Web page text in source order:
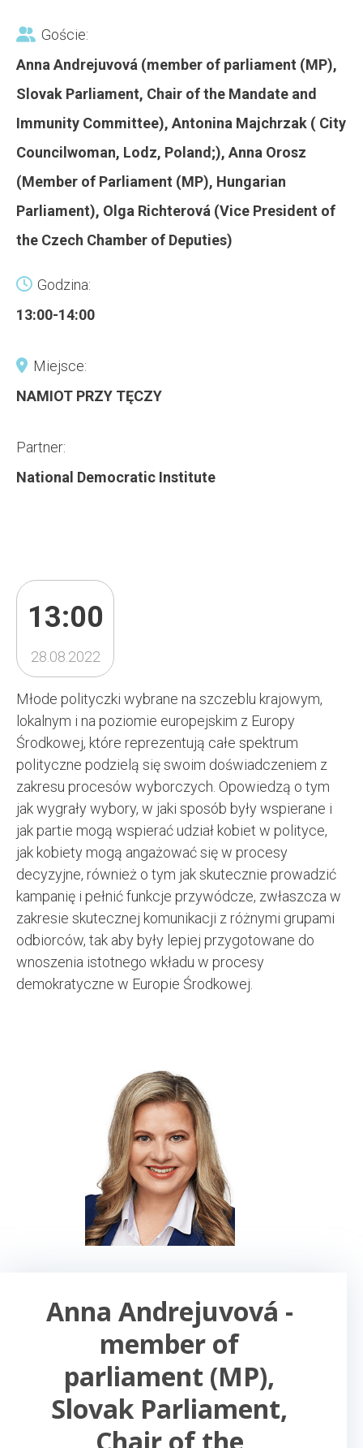
Goście:
Anna Andrejuvová (member of parliament (MP),
Slovak Parliament, Chair of the Mandate and
Immunity Committee), Antonina Majchrzak ( City
Councilwoman, Lodz, Poland;), Anna Orosz
(Member of Parliament (MP), Hungarian
Parliament), Olga Richterová (Vice President of
the Czech Chamber of Deputies)
Godzina:
13:00-14:00
Miejsce:
NAMIOT PRZY TĘCZY
Partner:
National Democratic Institute
13:00
28.08.2022
Młode polityczki wybrane na szczeblu krajowym,
lokalnym i na poziomie europejskim z Europy
Środkowej, które reprezentują całe spektrum
polityczne podzielą się swoim doświadczeniem z
zakresu procesów wyborczych. Opowiedzą o tym
jak wygrały wybory, w jaki sposób były wspierane i
jak partie mogą wspierać udział kobiet w polityce,
jak kobiety mogą angażować się w procesy
decyzyjne, również o tym jak skutecznie prowadzić
kampanię i pełnić funkcje przywódcze, zwłaszcza w
zakresie skutecznej komunikacji z różnymi grupami
odbiorców, tak aby były lepiej przygotowane do
wnoszenia istotnego wkładu w procesy
demokratyczne w Europie Środkowej.
Anna Andrejuvová -
member of
parliament (MP),
Slovak Parliament,